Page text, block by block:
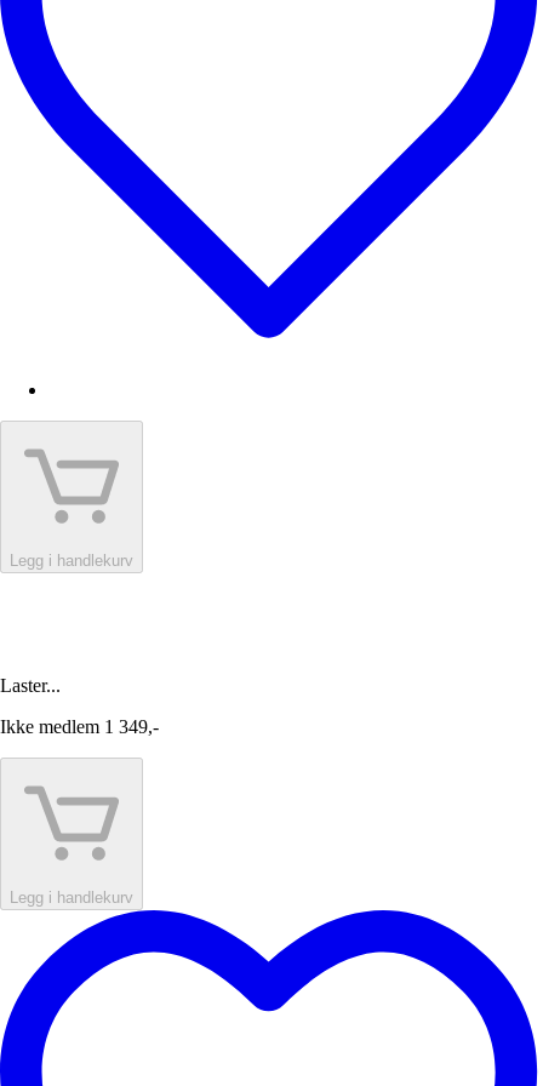
Legg i handlekurv
Laster...
Ikke medlem 1 349,-
Legg i handlekurv